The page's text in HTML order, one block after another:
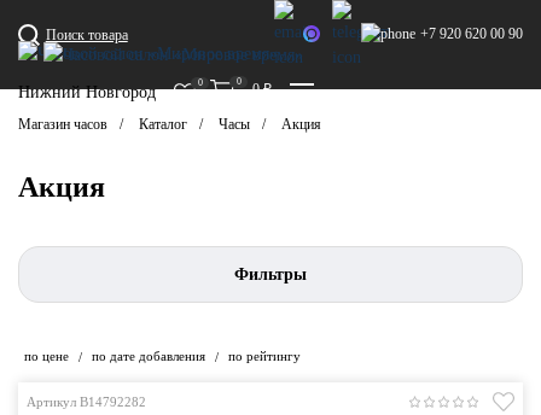
Поиск товара +7 920 620 00 90
Нижний Новгород
0 0 0 ₽
Магазин часов Каталог Часы Акция
Акция
Фильтры
по цене / по дате добавления / по рейтингу
Артикул B14792282